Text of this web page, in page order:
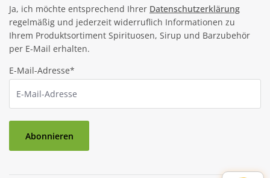
Ja, ich möchte entsprechend Ihrer Datenschutzerklärung
regelmäßig und jederzeit widerruflich Informationen zu
Ihrem Produktsortiment Spirituosen, Sirup und Barzubehör
per E-Mail erhalten.
E-Mail-Adresse*
Abonnieren